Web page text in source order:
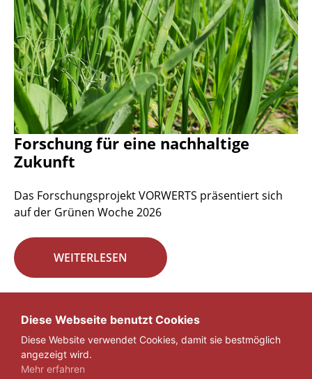
Forschung für eine nachhaltige
Zukunft
Das Forschungsprojekt VORWERTS präsentiert sich
auf der Grünen Woche 2026
WEITERLESEN
1 2 3 ... 29 »
Diese Webseite benutzt Cookies
Diese Website verwendet Cookies, damit sie bestmöglich
angezeigt wird.
Mehr erfahren